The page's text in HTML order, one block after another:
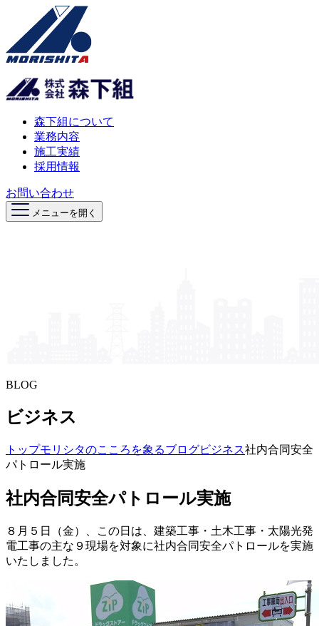
森下組について
業務内容
施工実績
採用情報
お問い合わせ
メニューを開く
BLOG
ビジネス
トップモリシタの​こころを​象る​ブログビジネス社内合同安全
パトロール実施
社内合同安全パトロール実施
８月５日（金）、この日は、建築工事・土木工事・太陽光発
電工事の主な９現場を対象に社内合同安全パトロールを実施
いたしました。